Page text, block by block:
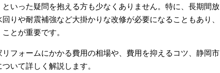
いった疑問を抱える方も少なくありません。特に、長期間放
りや耐震補強など大掛かりな改修が必要になることもあり、
とが重要です。
フォームにかかる費用の相場や、費用を抑えるコツ、静岡市
いて詳しく解説します。